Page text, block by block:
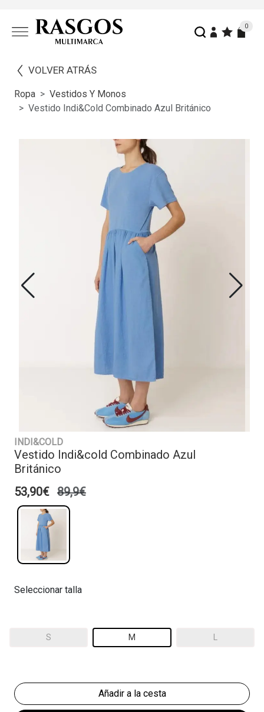
0
VOLVER ATRÁS
Ropa
Vestidos Y Monos
Vestido Indi&cold Combinado Azul Británico
INDI&COLD
Vestido Indi&cold Combinado Azul
Británico
53,90€ 89,9€
Seleccionar talla
S M L